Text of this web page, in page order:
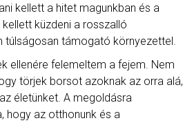
kellett a hitet magunkban és a
küzdeni a rosszalló
túlságosan támogató környezettel.
ellenére felemeltem a fejem. Nem
törjek borsot azoknak az orra alá,
életünket. A megoldásra
hogy az otthonunk és a